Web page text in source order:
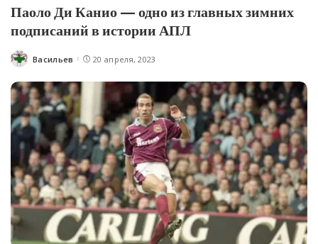
Паоло Ди Канио — одно из главных зимних
подписаний в истории АПЛ
Posted
Васильев 20 апреля, 2023